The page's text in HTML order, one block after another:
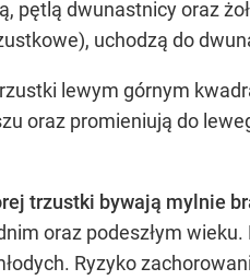
pętlą dwunastnicy oraz
uchodzą do
lewym górnym
oraz promieniują do
trzustki bywają mylnie
oraz podeszłym
Ryzyko